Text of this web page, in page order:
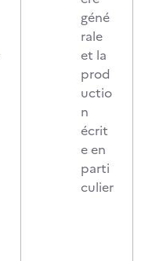
géné
rale
et la
prod
uctio
n
écrit
e en
parti
culier